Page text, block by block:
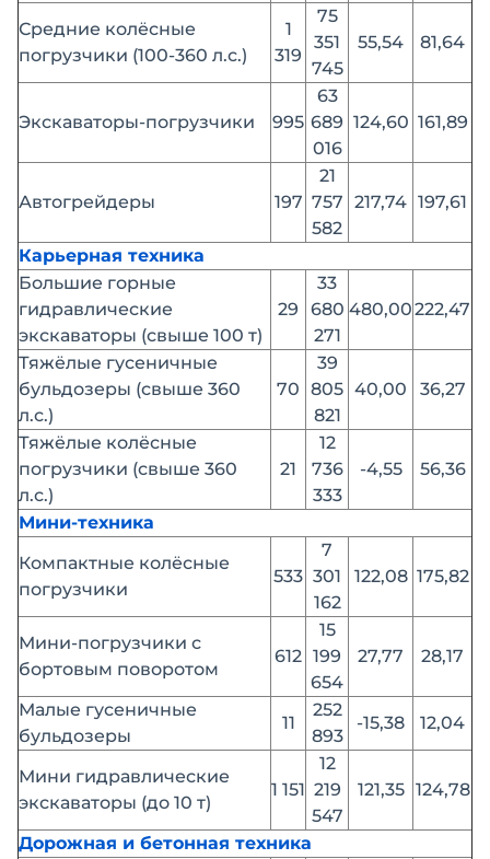
Средние колёсные
погрузчики (100-360 л.с.)
1
319
75
351
745
55,54 81,64
Экскаваторы-погрузчики 995
63
689
016
124,60 161,89
Автогрейдеры 197
21
757
582
217,74 197,61
Карьерная техника
Большие горные
гидравлические
экскаваторы (свыше 100 т)
29
33
680
271
480,00222,47
Тяжёлые гусеничные
бульдозеры (свыше 360
л.с.)
70
39
805
821
40,00 36,27
Тяжёлые колёсные
погрузчики (свыше 360
л.с.)
21
12
736
333
-4,55 56,36
Мини-техника
Компактные колёсные
погрузчики
533
7
301
162
122,08 175,82
Мини-погрузчики с
бортовым поворотом
612
15
199
654
27,77 28,17
Малые гусеничные
бульдозеры
11
252
893
-15,38 12,04
Мини гидравлические
экскаваторы (до 10 т)
1 151
12
219
547
121,35 124,78
Дорожная и бетонная техника